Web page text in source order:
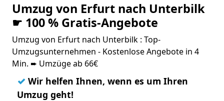
Umzug von Erfurt nach Unterbilk
☛ 100 % Gratis-Angebote
Umzug von Erfurt nach Unterbilk : Top-
Umzugsunternehmen - Kostenlose Angebote in 4
Min. ➨ Umzüge ab 66€
✓ Wir helfen Ihnen, wenn es um Ihren
Umzug geht!